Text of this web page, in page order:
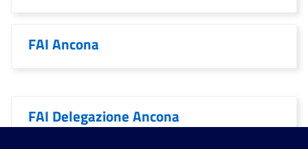
FAI Ancona
FAI Delegazione Ancona